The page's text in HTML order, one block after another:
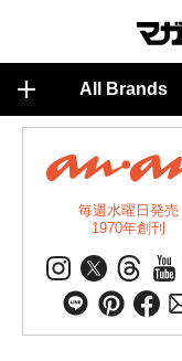
All Brands
毎週水曜日発売
1970年創刊